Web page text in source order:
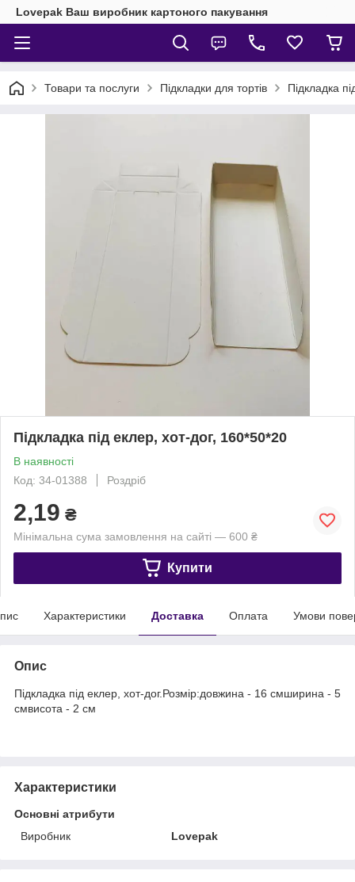
Lovepak Ваш виробник картоного пакування
Товари та послуги Підкладки для тортів Підкладка
Підкладка під еклер, хот-дог, 160*50*20
В наявності
Код: 34-01388
Роздріб
2,19 ₴
Мінімальна сума замовлення на сайті — 600 ₴
Купити
Характеристики Доставка Оплата Умови
Опис
Підкладка під еклер, хот-дог.Розмір:довжина - 16 смширина - 5
смвисота - 2 см
Характеристики
Основні атрибути
Виробник
Lovepak